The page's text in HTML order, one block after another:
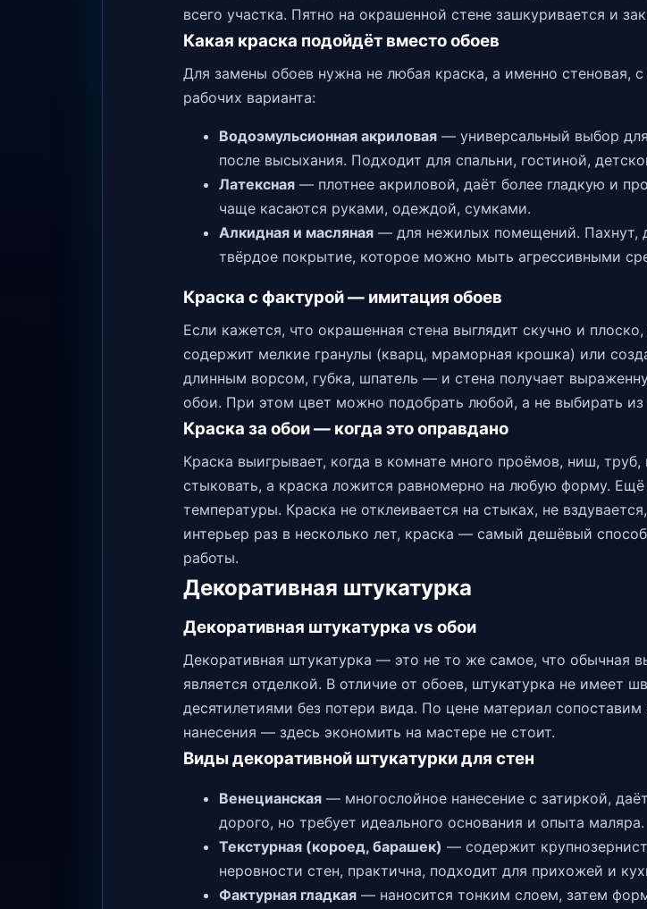
всего участка. Пятно на окрашенной стене зашкуривается и
Какая краска подойдёт вместо обоев
Для замены обоев нужна не любая краска, а именно стеновая,
рабочих варианта:
Водоэмульсионная акриловая — универсальный выбор
после высыхания. Подходит для спальни, гостиной,
Латексная — плотнее акриловой, даёт более гладкую и
чаще касаются руками, одеждой, сумками.
Алкидная и масляная — для нежилых помещений. Пахнут,
твёрдое покрытие, которое можно мыть агрессивными
Краска с фактурой — имитация обоев
Если кажется, что окрашенная стена выглядит скучно и
содержит мелкие гранулы (кварц, мраморная крошка) или
длинным ворсом, губка, шпатель — и стена получает
обои. При этом цвет можно подобрать любой, а не выбирать из
Краска за обои — когда это оправдано
Краска выигрывает, когда в комнате много проёмов, ниш,
стыковать, а краска ложится равномерно на любую форму.
температуры. Краска не отклеивается на стыках, не
интерьер раз в несколько лет, краска — самый дешёвый
работы.
Декоративная штукатурка
Декоративная штукатурка vs обои
Декоративная штукатурка — это не то же самое, что
является отделкой. В отличие от обоев, штукатурка не имеет
десятилетиями без потери вида. По цене материал
нанесения — здесь экономить на мастере не стоит.
Виды декоративной штукатурки для стен
Венецианская — многослойное нанесение с затиркой,
дорого, но требует идеального основания и опыта маляра.
Текстурная (короед, барашек) — содержит
неровности стен, практична, подходит для прихожей и
Фактурная гладкая — наносится тонким слоем, затем